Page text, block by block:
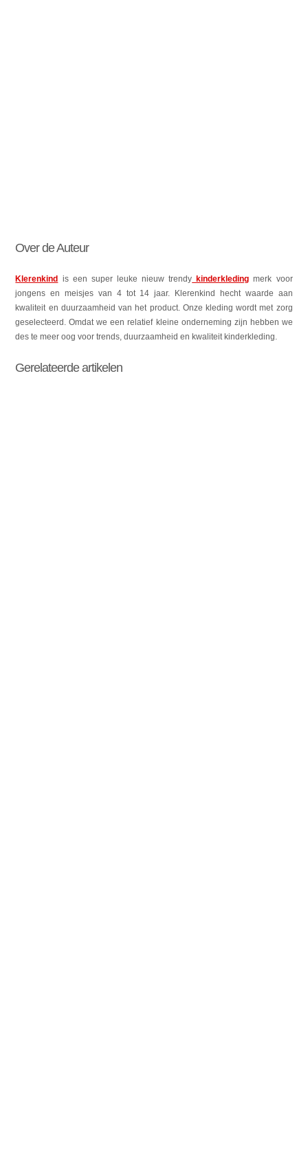
Over de Auteur
Klerenkind is een super leuke nieuw trendy kinderkleding merk voor
jongens en meisjes van 4 tot 14 jaar. Klerenkind hecht waarde aan
kwaliteit en duurzaamheid van het product. Onze kleding wordt met zorg
geselecteerd. Omdat we een relatief kleine onderneming zijn hebben we
des te meer oog voor trends, duurzaamheid en kwaliteit kinderkleding.
Gerelateerde artikelen